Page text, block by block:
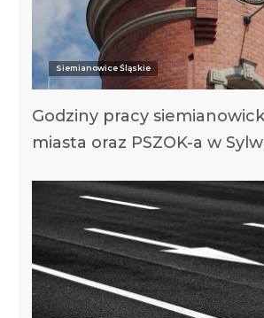
Siemianowice Śląskie
Godziny pracy
miasta oraz PSZOK-a w